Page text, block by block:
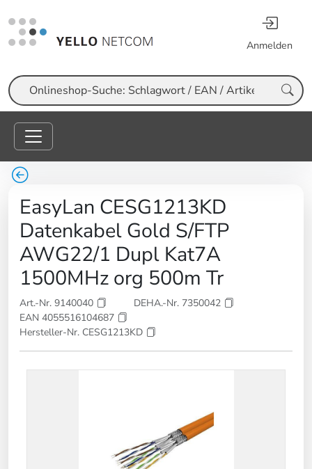
Anmelden
Suche
EasyLan CESG1213KD
Datenkabel Gold S/FTP
AWG22/1 Dupl Kat7A
1500MHz org 500m Tr
Art.-Nr. 9140040
DEHA.-Nr. 7350042
EAN 4055516104687
Hersteller-Nr. CESG1213KD